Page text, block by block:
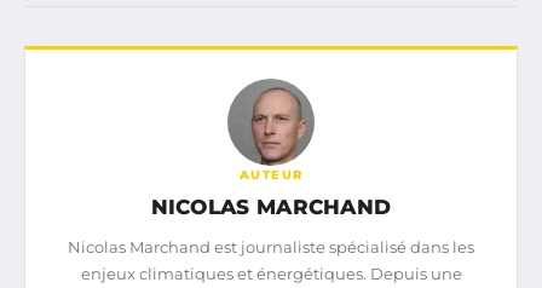
AUTEUR
NICOLAS MARCHAND
Nicolas Marchand est journaliste spécialisé dans les
enjeux climatiques et énergétiques. Depuis une